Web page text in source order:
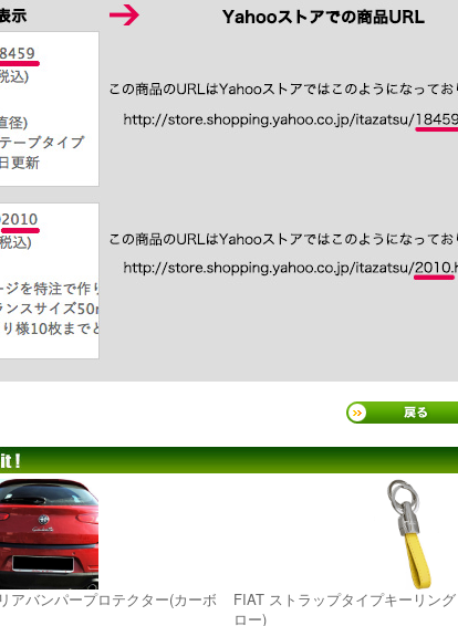
アバンパープロテクター(カーボ
FIAT ストラップタイプキーリン
ロー)